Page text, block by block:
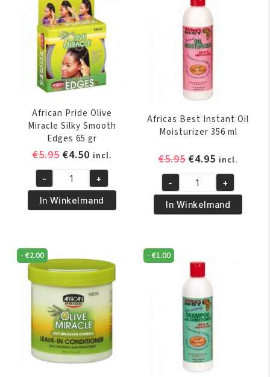
African Pride Olive
Miracle Silky Smooth
Edges 65 gr
€5.95 Oorspronkelijke
was:
€5.95.
€4.50Huidige
prijs
is:
€4.50.
incl.
African
Pride
Olive
Smooth
Edges
65
gr
aantal
- +
In Winkelmand
Africas Best Instant Oil
Moisturizer 356 ml
€5.95
was:
€5.95.
€4.95 Huidige
prijs
is:
€4.95.
incl.
Africas
Best
Instant
Moisturizer
356
aantal
- +
In Winkelmand
-€2.00 -€1.00